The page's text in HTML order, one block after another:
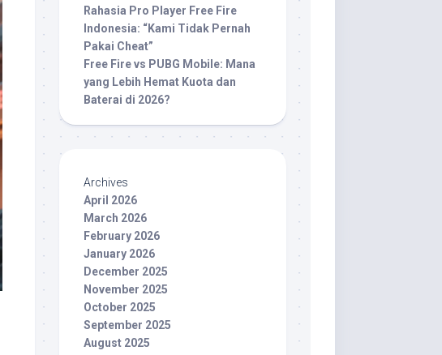
Rahasia Pro Player Free Fire
Indonesia: “Kami Tidak Pernah
Pakai Cheat”
Free Fire vs PUBG Mobile: Mana
yang Lebih Hemat Kuota dan
Baterai di 2026?
Archives
April 2026
March 2026
February 2026
January 2026
December 2025
November 2025
October 2025
September 2025
August 2025